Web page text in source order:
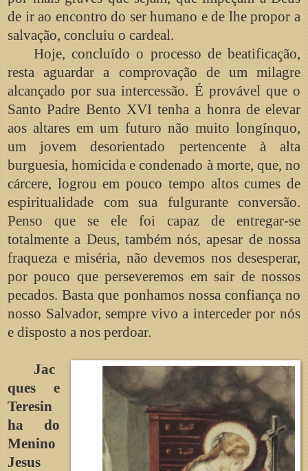
de ir ao encontro do ser humano e de lhe propor a
salvação, concluiu o cardeal.
Hoje, concluído o processo de beatificação,
resta aguardar a comprovação de um milagre
alcançado por sua intercessão. É provável que o
Santo Padre Bento XVI tenha a honra de elevar
aos altares em um futuro não muito longínquo,
um jovem desorientado pertencente à alta
burguesia, homicida e condenado à morte, que, no
cárcere, logrou em pouco tempo altos cumes de
espiritualidade com sua fulgurante conversão.
Penso que se ele foi capaz de entregar-se
totalmente a Deus, também nós, apesar de nossa
fraqueza e miséria, não devemos nos desesperar,
por pouco que perseveremos em sair de nossos
pecados. Basta que ponhamos nossa confiança no
nosso Salvador, sempre vivo a interceder por nós
e disposto a nos perdoar.
Jac
ques e
Teresin
ha do
Menino
Jesus